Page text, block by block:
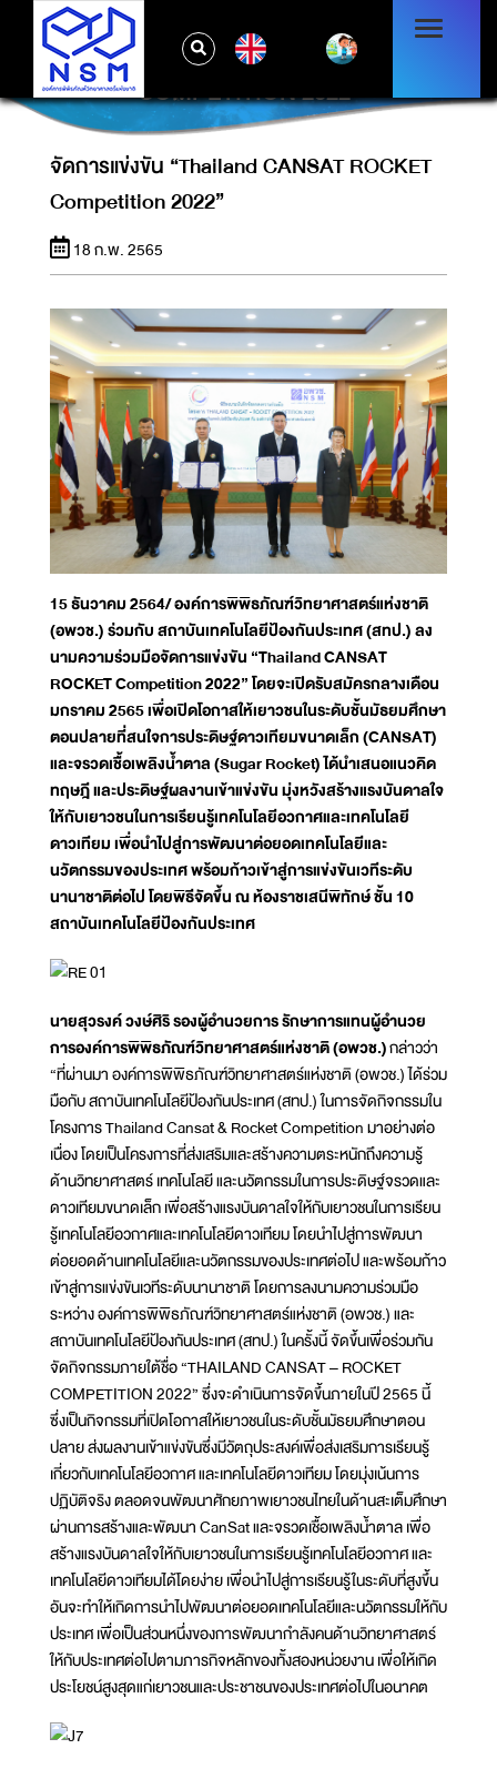
จัดการแข่งขัน “THAILAND CANSAT ROCKET
COMPETITION 2022”
จัดการแข่งขัน “Thailand CANSAT ROCKET
Competition 2022”
18 ก.พ. 2565
15 ธันวาคม 2564/ องค์การพิพิธภัณฑ์วิทยาศาสตร์แห่งชาติ
(อพวช.) ร่วมกับ สถาบันเทคโนโลยีป้องกันประเทศ (สทป.) ลง
นามความร่วมมือจัดการแข่งขัน “Thailand CANSAT
ROCKET Competition 2022” โดยจะเปิดรับสมัครกลางเดือน
มกราคม 2565 เพื่อเปิดโอกาสให้เยาวชนในระดับชั้นมัธยมศึกษา
ตอนปลายที่สนใจการประดิษฐ์ดาวเทียมขนาดเล็ก (CANSAT)
และจรวดเชื้อเพลิงน้ำตาล (Sugar Rocket) ได้นำเสนอแนวคิด
ทฤษฎี และประดิษฐ์ผลงานเข้าแข่งขัน มุ่งหวังสร้างแรงบันดาลใจ
ให้กับเยาวชนในการเรียนรู้เทคโนโลยีอวกาศและเทคโนโลยี
ดาวเทียม เพื่อนำไปสู่การพัฒนาต่อยอดเทคโนโลยีและ
นวัตกรรมของประเทศ พร้อมก้าวเข้าสู่การแข่งขันเวทีระดับ
นานาชาติต่อไป โดยพิธีจัดขึ้น ณ ห้องราชเสนีพิทักษ์ ชั้น 10
สถาบันเทคโนโลยีป้องกันประเทศ
นายสุวรงค์ วงษ์ศิริ รองผู้อำนวยการ รักษาการแทนผู้อำนวย
การองค์การพิพิธภัณฑ์วิทยาศาสตร์แห่งชาติ (อพวช.)กล่าวว่า
“ที่ผ่านมา องค์การพิพิธภัณฑ์วิทยาศาสตร์แห่งชาติ (อพวช.) ได้ร่วม
มือกับ สถาบันเทคโนโลยีป้องกันประเทศ (สทป.) ในการจัดกิจกรรมใน
โครงการ Thailand Cansat & Rocket Competition มาอย่างต่อ
เนื่อง โดยเป็นโครงการที่ส่งเสริมและสร้างความตระหนักถึงความรู้
ด้านวิทยาศาสตร์ เทคโนโลยี และนวัตกรรมในการประดิษฐ์จรวดและ
ดาวเทียมขนาดเล็ก เพื่อสร้างแรงบันดาลใจให้กับเยาวชนในการเรียน
รู้เทคโนโลยีอวกาศและเทคโนโลยีดาวเทียม โดยนำไปสู่การพัฒนา
ต่อยอดด้านเทคโนโลยีและนวัตกรรมของประเทศต่อไป และพร้อมก้าว
เข้าสู่การแข่งขันเวทีระดับนานาชาติ โดยการลงนามความร่วมมือ
ระหว่าง องค์การพิพิธภัณฑ์วิทยาศาสตร์แห่งชาติ (อพวช.) และ
สถาบันเทคโนโลยีป้องกันประเทศ (สทป.) ในครั้งนี้ จัดขึ้นเพื่อร่วมกัน
จัดกิจกรรมภายใต้ชื่อ “THAILAND CANSAT – ROCKET
COMPETITION 2022” ซึ่งจะดำเนินการจัดขึ้นภายในปี 2565 นี้
ซึ่งเป็นกิจกรรมที่เปิดโอกาสให้เยาวชนในระดับชั้นมัธยมศึกษาตอน
ปลาย ส่งผลงานเข้าแข่งขันซึ่งมีวัตถุประสงค์เพื่อส่งเสริมการเรียนรู้
เกี่ยวกับเทคโนโลยีอวกาศ และเทคโนโลยีดาวเทียม โดยมุ่งเน้นการ
ปฏิบัติจริง ตลอดจนพัฒนาศักยภาพเยาวชนไทยในด้านสะเต็มศึกษา
ผ่านการสร้างและพัฒนา CanSat และจรวดเชื้อเพลิงน้ำตาล เพื่อ
สร้างแรงบันดาลใจให้กับเยาวชนในการเรียนรู้เทคโนโลยีอวกาศ และ
เทคโนโลยีดาวเทียมได้โดยง่าย เพื่อนำไปสู่การเรียนรู้ในระดับที่สูงขึ้น
อันจะทำให้เกิดการนำไปพัฒนาต่อยอดเทคโนโลยีและนวัตกรรมให้กับ
ประเทศ เพื่อเป็นส่วนหนึ่งของการพัฒนากำลังคนด้านวิทยาศาสตร์
ให้กับประเทศต่อไปตามภารกิจหลักของทั้งสองหน่วยงาน เพื่อให้เกิด
ประโยชน์สูงสุดแก่เยาวชนและประชาชนของประเทศต่อไปในอนาคต